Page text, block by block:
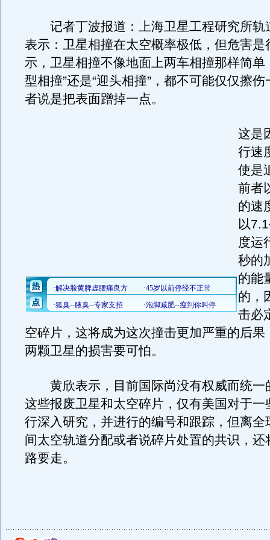
记者丁波报道：上海卫星工程研究所轨
表示：卫星相撞在太空概率极低，但危害是
示，卫星相撞不像地面上两车相撞那样简单
型相撞”还是“迎头相撞”，都不可能仅仅擦
者说是把表面蹭掉一点。
这是
行速
使是
前者
的速
以
度运
秒的
的能
的，
击必
空碎片，这将成为这次撞击更加严重的后果
两颗卫星的损害要可怕。
黄欣表示，目前国际尚没有权威而统一
这些报废卫星和太空碎片，仅有美国对于一
行深入研究，并进行的编号和跟踪，但离全
间太空轨道分配或者说碎片处置的共识，还
路要走。